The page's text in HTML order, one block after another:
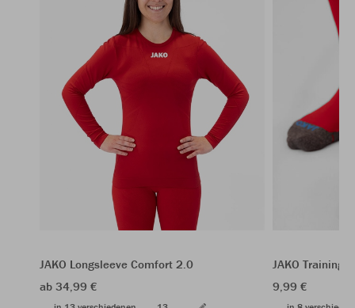
JAKO Longsleeve Comfort 2.0
ab 34,99 €
JAKO
9,99 €